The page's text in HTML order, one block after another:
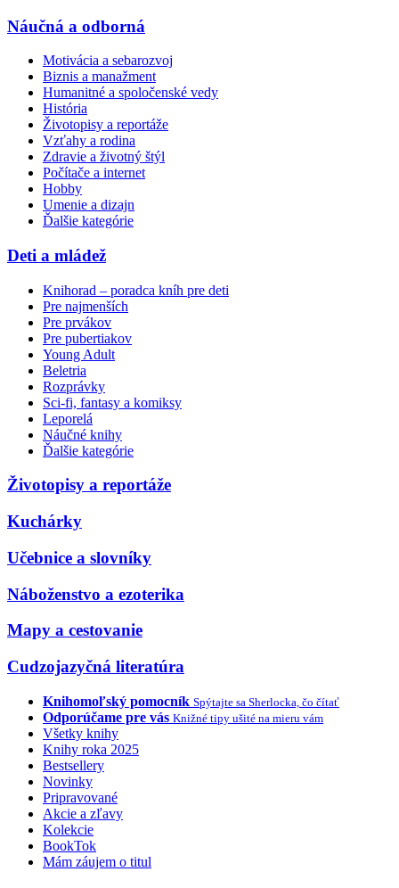
Náučná a odborná
Motivácia a sebarozvoj
Biznis a manažment
Humanitné a spoločenské vedy
História
Životopisy a reportáže
Vzťahy a rodina
Zdravie a životný štýl
Počítače a internet
Hobby
Umenie a dizajn
Ďalšie kategórie
Deti a mládež
Knihorad – poradca kníh pre deti
Pre najmenších
Pre prvákov
Pre pubertiakov
Young Adult
Beletria
Rozprávky
Sci-fi, fantasy a komiksy
Leporelá
Náučné knihy
Ďalšie kategórie
Životopisy a reportáže
Kuchárky
Učebnice a slovníky
Náboženstvo a ezoterika
Mapy a cestovanie
Cudzojazyčná literatúra
Knihomoľský pomocník Spýtajte sa Sherlocka, čo čítať
Odporúčame pre vás Knižné tipy ušité na mieru vám
Všetky knihy
Knihy roka 2025
Bestsellery
Novinky
Pripravované
Akcie a zľavy
Kolekcie
BookTok
Mám záujem o titul